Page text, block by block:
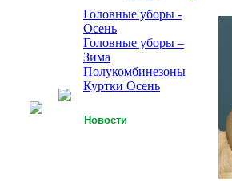
Головные уборы -
Осень
Головные уборы –
Зима
Полукомбинезоны
Куртки Осень
Новости